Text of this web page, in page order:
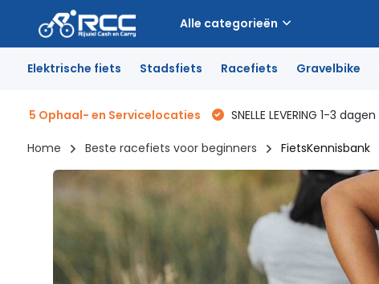
Alle categorieën
Elektrische fiets Stadsfiets Racefiets Gravelbike
5 Ophaal- en Servicelocaties SNELLE LEVERING 1-3 dagen
Home Beste racefiets voor beginners FietsKennisbank